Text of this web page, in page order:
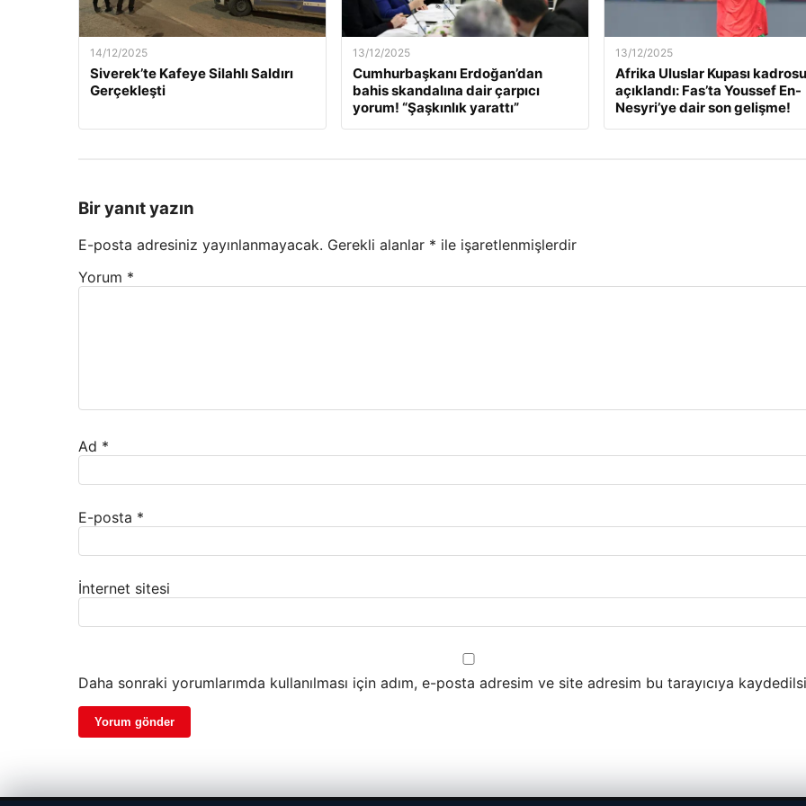
14/12/2025
Siverek’te Kafeye Silahlı Saldırı
Gerçekleşti
13/12/2025
Cumhurbaşkanı Erdoğan’dan
bahis skandalına dair çarpıcı
yorum! “Şaşkınlık yarattı”
13/12/2025
Afrika Uluslar Kupası kadrosu
açıklandı: Fas’ta Youssef En-
Nesyri’ye dair son gelişme!
Bir yanıt yazın
E-posta adresiniz yayınlanmayacak. Gerekli alanlar * ile işaretlenmişlerdir
Yorum *
Ad *
E-posta *
İnternet sitesi
Daha sonraki yorumlarımda kullanılması için adım, e-posta adresim ve site adresim bu tarayıcıya